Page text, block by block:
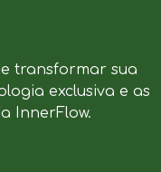
transformar sua
exclusiva e as
InnerFlow.